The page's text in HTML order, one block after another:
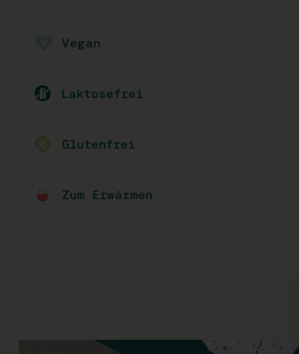
Vegan
Laktosefrei
Glutenfrei
Zum Erwärmen